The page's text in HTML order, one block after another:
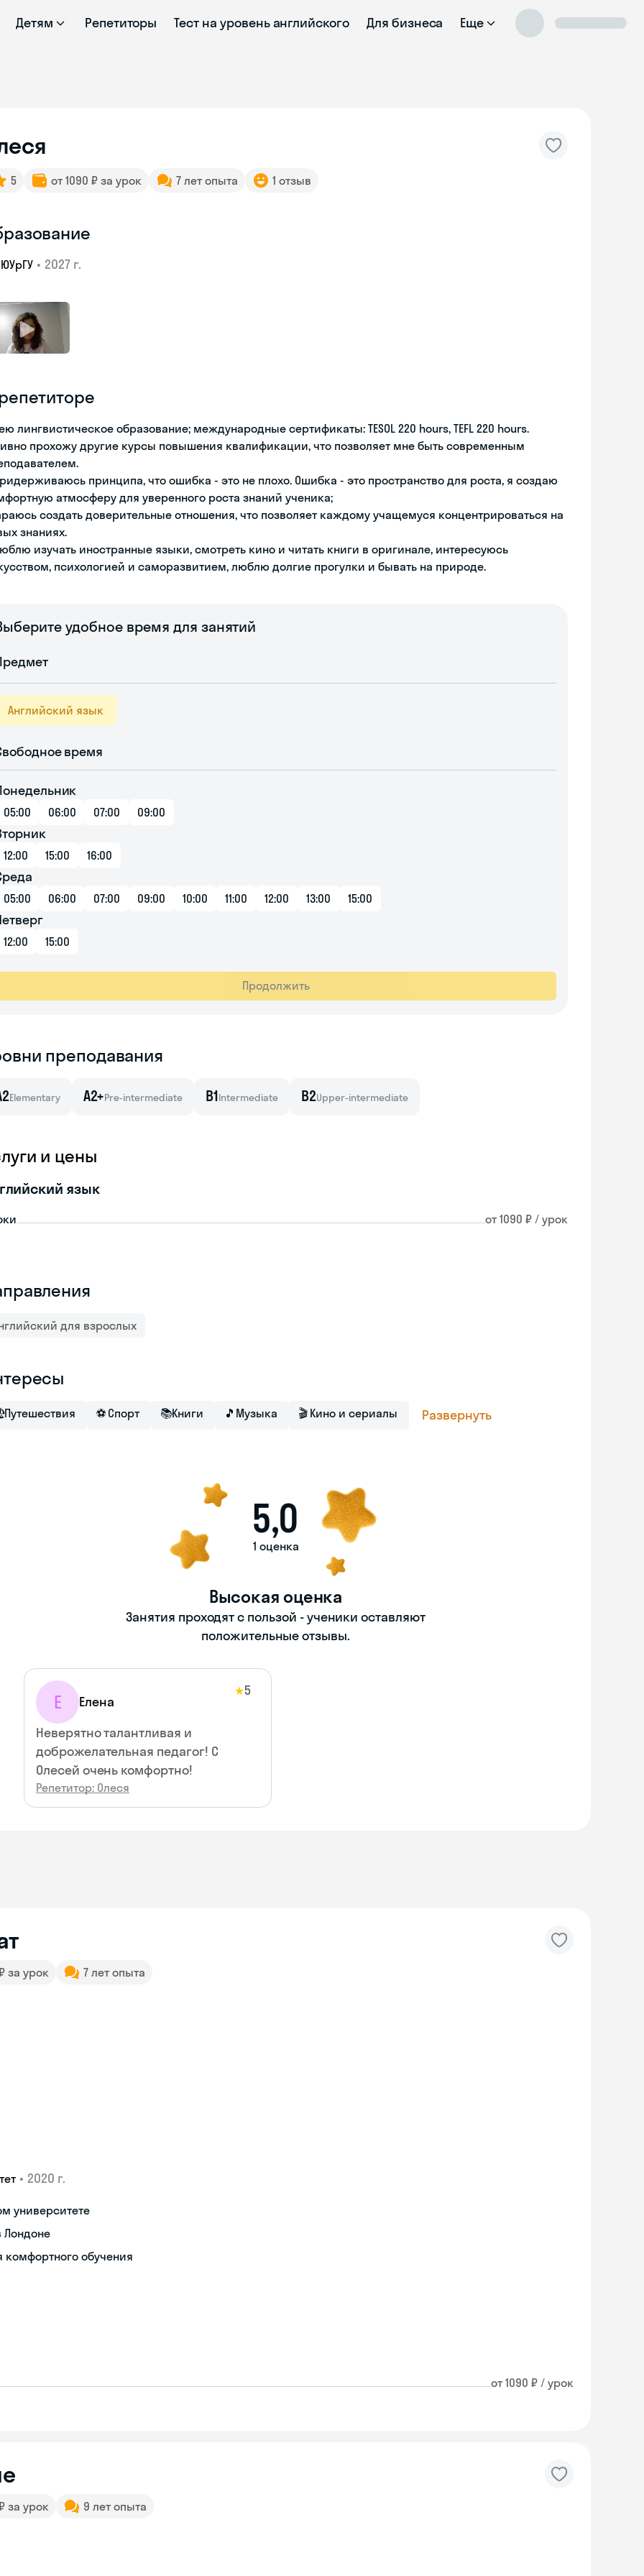
Детям Репетиторы Тест на уровень английского Для бизнеса Еще
5 от 1090 ₽ за урок 7 лет опыта 1 отзыв
ЮУрГУ • 2027 г.
лингвистическое образование; международные сертификаты: TESOL 220 hours, TEFL 220 hours.
прохожу другие курсы повышения квалификации, что позволяет мне быть современным
принципа, что ошибка - это не плохо. Ошибка - это пространство для роста, я создаю
атмосферу для уверенного роста знаний ученика;
создать доверительные отношения, что позволяет каждому учащемуся концентрироваться на
знаниях.
изучать иностранные языки, смотреть кино и читать книги в оригинале, интересуюсь
психологией и саморазвитием, люблю долгие прогулки и бывать на природе.
удобное время для занятий
Английский язык
время
05:00 06:00 07:00 09:00
12:00 15:00 16:00
05:00 06:00 07:00 09:00 10:00 11:00 12:00 13:00 15:00
12:00 15:00
Продолжить
преподавания
Elementary A2+Pre-intermediate B1Intermediate B2Upper-intermediate
и цены
язык
от 1090 ₽ / урок
для взрослых
Путешествия ⚽ Спорт 📚Книги 🎵 Музыка 🎬 Кино и сериалы Развернуть
5,0
1 оценка
Высокая оценка
Занятия проходят с пользой - ученики оставляют
положительные отзывы.
Е Елена
★5
Неверятно талантливая и
доброжелательная педагог! С
Олесей очень комфортно!
Репетитор: Олеся
за урок 7 лет опыта
• 2020 г.
университете
Лондоне
обучения
от 1090 ₽ / урок
за урок 9 лет опыта